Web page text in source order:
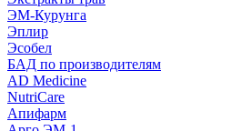
ЭМ-Курунга
Эплир
Эсобел
БАД по производителям
AD Medicine
NutriCare
Апифарм